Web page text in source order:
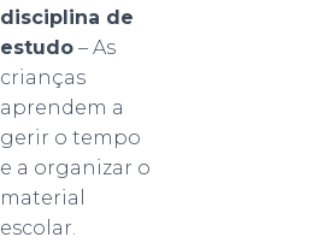
disciplina de
estudo – As
crianças
aprendem a
gerir o tempo
e a organizar o
material
escolar.